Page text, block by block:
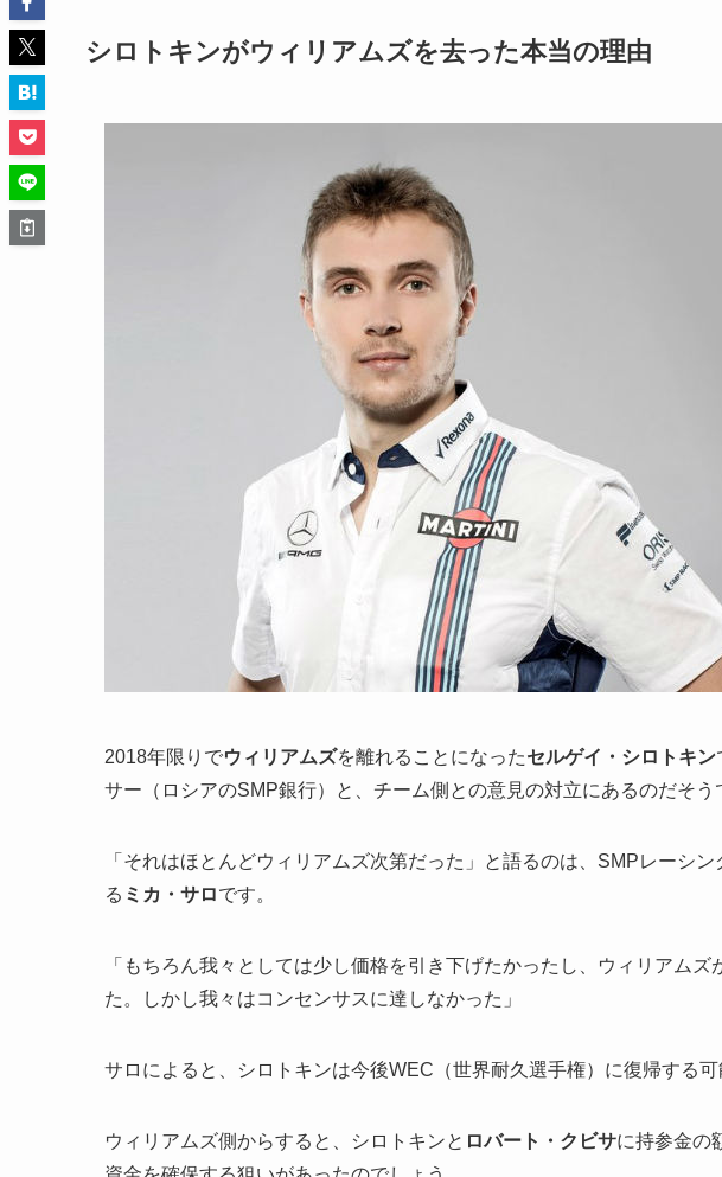
シロトキンがウィリアムズを去った本当の理由
2018年限りでウィリアムズを離れることになったセルゲイ・シロトキン
サー（ロシアのSMP銀行）と、チーム側との意見の対立にあるのだそう
「それはほとんどウィリアムズ次第だった」と語るのは、SMPレーシ
る ミカ・サロです。
「もちろん我々としては少し価格を引き下げたかったし、ウィリアム
た。しかし我々はコンセンサスに達しなかった」
サロによると、シロトキンは今後WEC（世界耐久選手権）に復帰する可
ウィリアムズ側からすると、シロトキンと ロバート・クビサに持参金の